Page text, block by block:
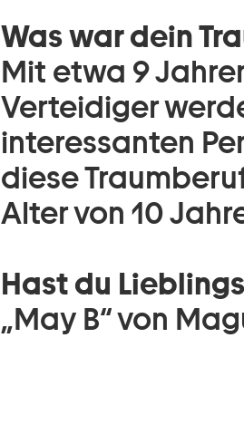
Was war dein
Mit etwa 9
Verteidiger
interessanten
diese
Alter von 10
Hast du
„May B“ von